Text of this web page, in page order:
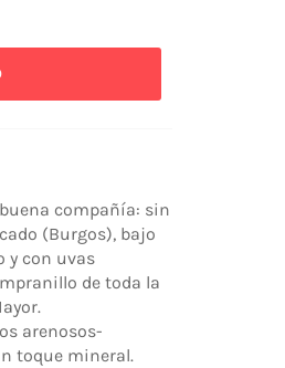
compañía: sin
(Burgos), bajo
y con uvas
de toda la
arenosos-
toque mineral.